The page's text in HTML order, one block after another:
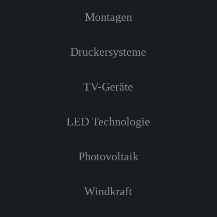
Montagen
Druckersysteme
TV-Geräte
LED Technologie
Photovoltaik
Windkraft